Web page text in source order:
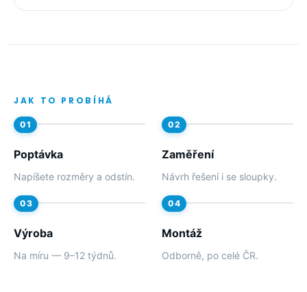
JAK TO PROBÍHÁ
Poptávka
Napíšete rozměry a odstín.
Zaměření
Návrh řešení i se sloupky.
Výroba
Na míru — 9–12 týdnů.
Montáž
Odborně, po celé ČR.